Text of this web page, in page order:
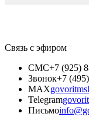
Связь с эфиром
СМС+7 (925)
Звонок+7
MAX
Telegram
Письмо